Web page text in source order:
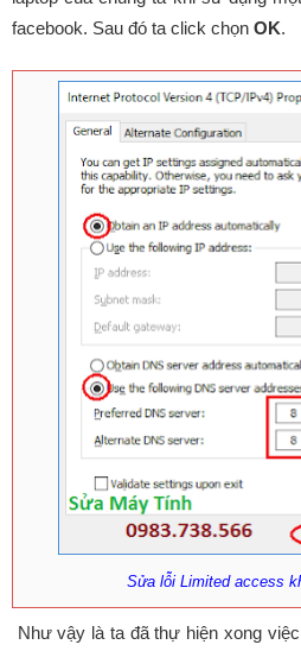
facebook. Sau đó ta click chọn OK.
Sửa lỗi Limited access
Như vậy là ta đã thự hiện xong